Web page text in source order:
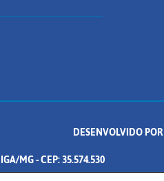
DESENVOLVIDO POR
MG - CEP: 35.574.530